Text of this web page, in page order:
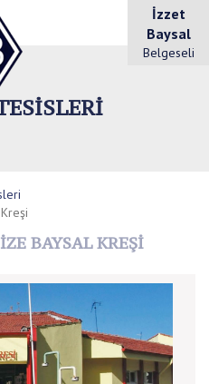
İzzet
Baysal
Belgeseli
BAYSAL KREŞI